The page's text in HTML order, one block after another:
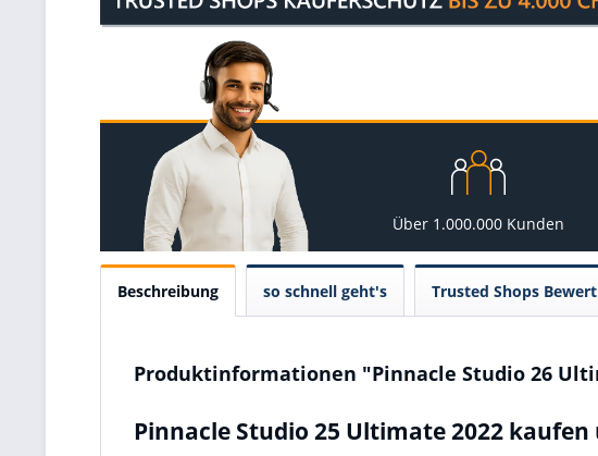
Über 1.000.000 Kunden
Beschreibung so schnell geht's Trusted Shops
Produktinformationen "Pinnacle Studio 26
Pinnacle Studio 25 Ultimate 2022